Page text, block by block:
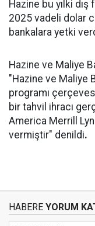
Hazine bu yılki
2025 vadeli dolar
bankalara yetki
Hazine ve Maliye
"Hazine ve Maliye
programı
bir tahvil ihracı
America Merrill
vermiştir" denildi.
HABERE YORUM